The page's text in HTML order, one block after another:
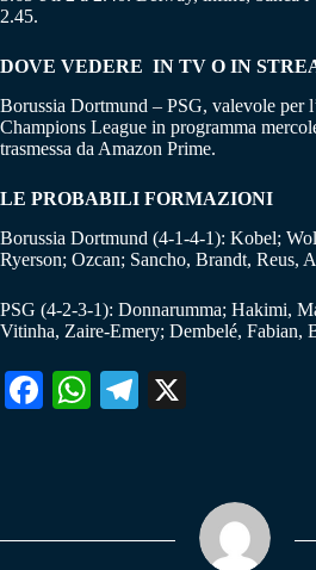
2.45.
DOVE VEDERE IN TV O IN
Borussia Dortmund – PSG, valevole per
Champions League in programma
trasmessa da Amazon Prime.
LE PROBABILI FORMAZIONI
Borussia Dortmund (4-1-4-1): Kobel;
Ryerson; Ozcan; Sancho, Brandt, Reus,
PSG (4-2-3-1): Donnarumma; Hakimi,
Vitinha, Zaire-Emery; Dembelé, Fabian,
Fa W
pp
Te
m